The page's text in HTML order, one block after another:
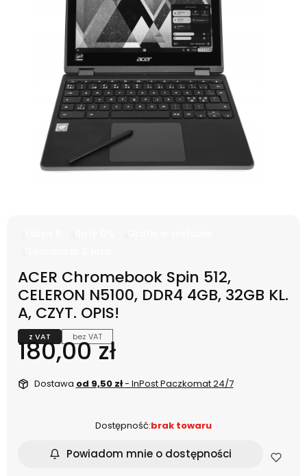
ACER Chromebook Spin 512,
CELERON N5100, DDR4 4GB, 32GB KL.
A, CZYT. OPIS!
z VAT bez VAT
Cena
180,00 zł
Dostawa od 9,50 zł- InPost Paczkomat 24/7
Dostępność:brak towaru
Powiadom mnie o dostępności